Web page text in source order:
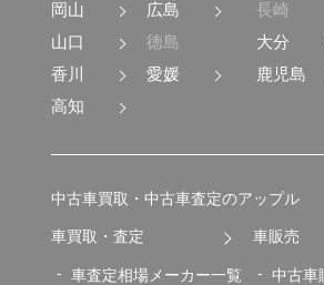
岡山
広島
山口
徳島
香川
愛媛
高知
長崎
大分
鹿児島
中古車買取・中古車査定のアップル
車買取・査定
車査定相場メーカー一覧
車販売
中古車